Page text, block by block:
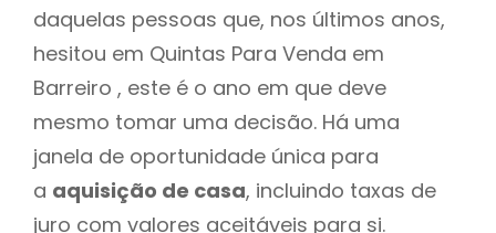
daquelas pessoas que, nos últimos anos,
hesitou em Quintas Para Venda em
Barreiro , este é o ano em que deve
mesmo tomar uma decisão. Há uma
janela de oportunidade única para
a aquisição de casa, incluindo taxas de
juro com valores aceitáveis para si.